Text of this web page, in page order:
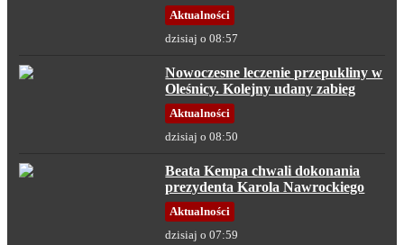
Aktualności
dzisiaj o 08:57
Nowoczesne leczenie przepukliny w
Oleśnicy. Kolejny udany zabieg
Aktualności
dzisiaj o 08:50
Beata Kempa chwali dokonania
prezydenta Karola Nawrockiego
Aktualności
dzisiaj o 07:59